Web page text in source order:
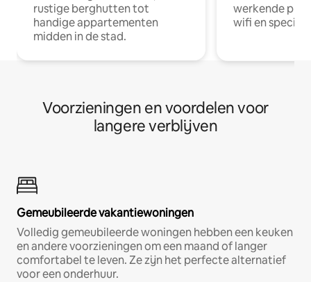
rustige berghutten tot
handige appartementen
midden in de stad.
werkende
wifi en
Voorzieningen en voordelen voor
langere verblijven
Gemeubileerde vakantiewoningen
Volledig gemeubileerde woningen hebben een keuken
en andere voorzieningen om een maand of langer
comfortabel te leven. Ze zijn het perfecte alternatief
voor een onderhuur.